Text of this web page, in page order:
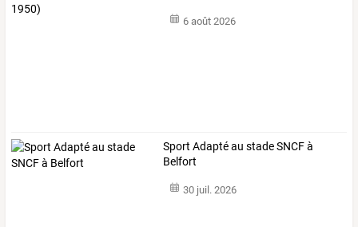
6 août 2026
Sport Adapté au stade SNCF à
Belfort
30 juil. 2026